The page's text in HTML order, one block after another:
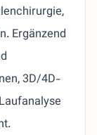
Ergänzend
3D/4D-